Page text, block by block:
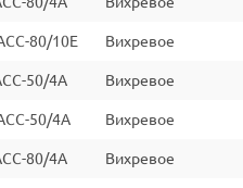
80/10E Вихревое
50/4A Вихревое
50/4A Вихревое
80/4A Вихревое